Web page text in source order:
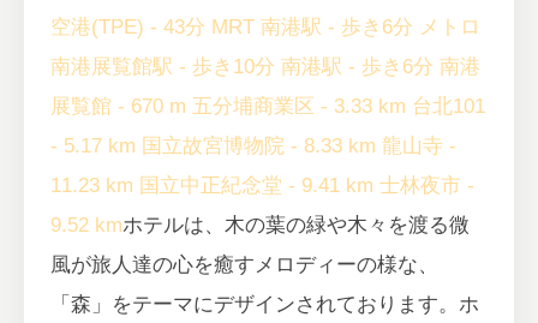
空港(TPE) - 43分 MRT 南港駅 - 歩き6分 メトロ
南港展覧館駅 - 歩き10分 南港駅 - 歩き6分 南港
展覧館 - 670 m 五分埔商業区 - 3.33 km 台北101
- 5.17 km 国立故宮博物院 - 8.33 km 龍山寺 -
11.23 km 国立中正紀念堂 - 9.41 km 士林夜市 -
9.52 kmホテルは、木の葉の緑や木々を渡る微
風が旅人達の心を癒すメロディーの様な、
「森」をテーマにデザインされております。ホ